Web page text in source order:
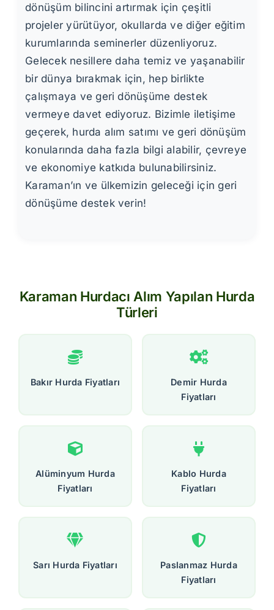
dönüşüm bilincini artırmak için çeşitli
projeler yürütüyor, okullarda ve diğer eğitim
kurumlarında seminerler düzenliyoruz.
Gelecek nesillere daha temiz ve yaşanabilir
bir dünya bırakmak için, hep birlikte
çalışmaya ve geri dönüşüme destek
vermeye davet ediyoruz. Bizimle iletişime
geçerek, hurda alım satımı ve geri dönüşüm
konularında daha fazla bilgi alabilir, çevreye
ve ekonomiye katkıda bulunabilirsiniz.
Karaman’ın ve ülkemizin geleceği için geri
dönüşüme destek verin!
Karaman Hurdacı Alım Yapılan Hurda
Türleri
Bakır Hurda Fiyatları
Demir Hurda
Fiyatları
Alüminyum Hurda
Fiyatları
Kablo Hurda
Fiyatları
Sarı Hurda Fiyatları
Paslanmaz Hurda
Fiyatları